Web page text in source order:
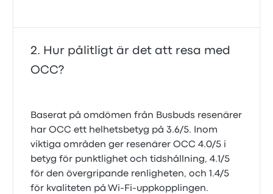
Hur pålitligt är det att resa med
OCC?
Baserat på omdömen från Busbuds resenärer
har OCC ett helhetsbetyg på 3.6/5. Inom
viktiga områden ger resenärer OCC 4.0/5 i
betyg för punktlighet och tidshållning, 4.1/5
för den övergripande renligheten, och 1.4/5
för kvaliteten på Wi‑Fi‑uppkopplingen.